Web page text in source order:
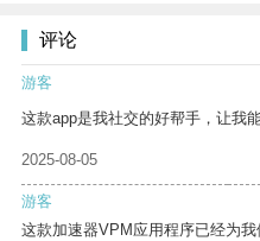
评论
游客
这款app是我社交的好帮手，让我
2025-08-05
游客
这款加速器VPM应用程序已经为